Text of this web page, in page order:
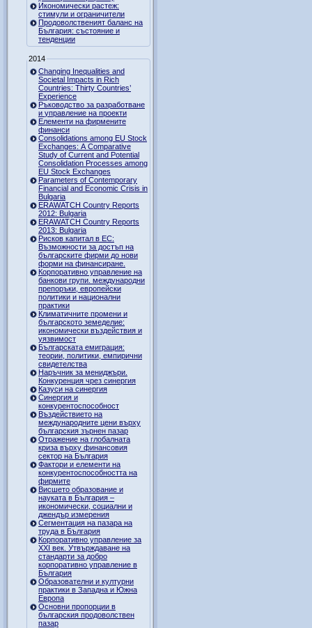
Икономически растеж:
стимули и ограничители
Продоволственият баланс на
България: състояние и
тенденции
2014
Changing Inequalities and
Societal Impacts in Rich
Countries: Thirty Countries’
Experience
Ръководство за разработване
и управление на проекти
Елементи на фирмените
финанси
Consolidations among EU Stock
Exchanges: A Comparative
Study of Current and Potential
Consolidation Processes among
EU Stock Exchanges
Parameters of Contemporary
Financial and Economic Crisis in
Bulgaria
ERAWATCH Country Reports
2012: Bulgaria
ERAWATCH Country Reports
2013: Bulgaria
Рисков капитал в ЕС:
Възможности за достъп на
българските фирми до нови
форми на финансиране.
Корпоративно управление на
банкови групи. международни
препоръки, европейски
политики и национални
практики
Климатичните промени и
българското земеделие:
икономически въздействия и
уязвимост
Българската емиграция:
теории, политики, емпирични
свидетелства
Наръчник за мениджъри.
Конкуренция чрез синергия
Казуси на синергия
Синергия и
конкурентоспособност
Въздействието на
международните цени върху
българския зърнен пазар
Отражение на глобалната
криза върху финансовия
сектор на България
Фактори и елементи на
конкурентоспособността на
фирмите
Висшето образование и
науката в България –
икономически, социални и
джендър измерения
Сегментация на пазара на
труда в България
Корпоративно управление за
XXI век. Утвърждаване на
стандарти за добро
корпоративно управление в
България
Образователни и културни
практики в Западна и Южна
Европа
Основни пропорции в
българския продоволствен
пазар